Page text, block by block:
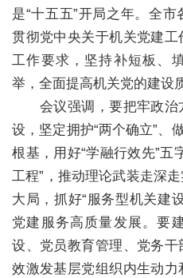
是“十五五”开局之年。全
贯彻党中央关于机关党建
工作要求，坚持补短板、
举，全面提高机关党的建设
会议强调，要把牢政
设，坚定拥护“两个确立”、
根基，用好“学融行效先”五
工程”，推动理论武装走深
大局，抓好“服务型机关建
党建服务高质量发展。要
设、党员教育管理、党务
效激发基层党组织内生动